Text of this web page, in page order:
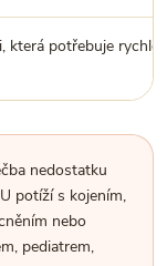
která potřebuje rychlé
nedostatku
potíží s kojením,
nebo
pediatrem,